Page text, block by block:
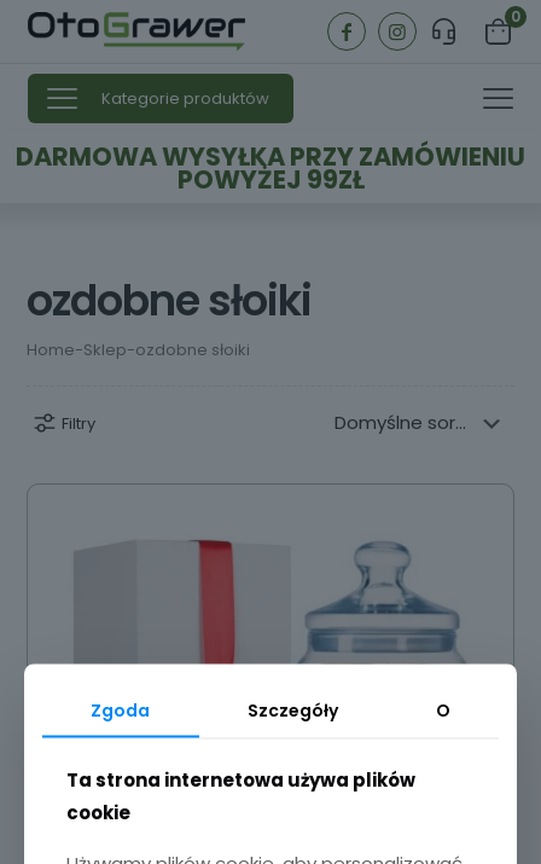
0
Kategorie produktów
DARMOWA WYSYŁKA PRZY ZAMÓWIENIU
POWYŻEJ 99ZŁ
ozdobne słoiki
Home-Sklep-ozdobne słoiki
Filtry
Zgoda Szczegóły O
Ta strona internetowa używa plików
cookie